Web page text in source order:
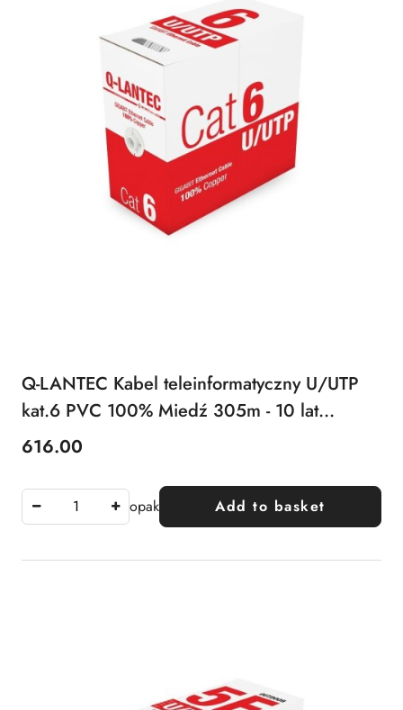
Q-LANTEC Kabel teleinformatyczny U/UTP
kat.6 PVC 100% Miedź 305m - 10 lat
gwarancji
Price:
616.00
opak Add to basket